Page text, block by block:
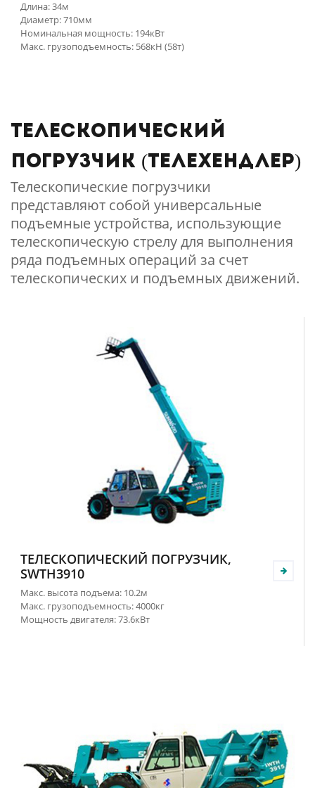
Длина: 34м
Диаметр: 710мм
Номинальная мощность: 194кВт
Макс. грузоподъемность: 568кН (58т)
Телескопический
погрузчик (телехендлер)
Телескопические погрузчики
представляют собой универсальные
подъемные устройства, использующие
телескопическую стрелу для выполнения
ряда подъемных операций за счет
телескопических и подъемных движений.
ТЕЛЕСКОПИЧЕСКИЙ ПОГРУЗЧИК,
SWTH3910
Макс. высота подъема: 10.2м
Макс. грузоподъемность: 4000кг
Мощность двигателя: 73.6кВт